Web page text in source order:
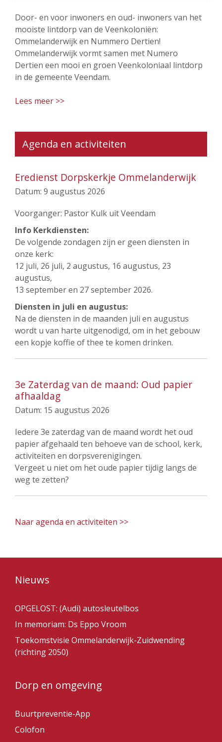
Door- en voor inwoners en oud- inwoners van het
mooiste lintdorp van de Veenkoloniën:
Ommelanderwijk en Nummero Dertien!
Ommelanderwijk vormt samen met Numero
Dertien een mooi en groen Veenkoloniaal lintdorp
in de gemeente Veendam.
Lees meer >>
Agenda en activiteiten
Eredienst Dorpskerkje Ommelanderwijk
Datum: 9 augustus 2026
Voorganger: Pastor Kulk uit Veendam
Info Kerkdiensten:
De volgende zondagen zijn er geen diensten in
onze kerk:
12 juli, 26 juli, 2 augustus, 16 augustus, 23
augustus,
13 september en 27 september 2026.
Diensten in juli en augustus:
Na de diensten in de maanden juli en augustus
wordt u van harte uitgenodigd, om in het gebouw
een kopje koffie of thee te komen drinken.
3e Zaterdag van de maand: Oud papier
afhaaldag
Datum: 15 augustus 2026
Iedere 3e zaterdag van de maand wordt het oud
papier afgehaald ten behoeve van de school, kerk,
activiteiten en dorpsverenigingen.
Vergeet u niet om het oude papier tijdig langs de
weg te zetten?
Naar agenda en activiteiten >>
Nieuws
OPGELOST: (Audi) autosleutelbos
In memoriam: Ds Eppo Vroom
Toekomstvisie Ommelanderwijk-Zuidwending
(richting 2050)
Dorp en omgeving
Buurtpreventie-App
Colofon